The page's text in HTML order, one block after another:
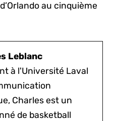
au cinquième
Leblanc
à l'Université Laval
Charles est un
de basketball